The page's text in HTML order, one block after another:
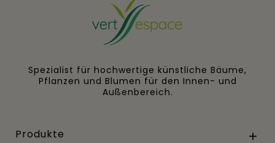
Spezialist für hochwertige künstliche Bäume,
Pflanzen und Blumen für den Innen- und
Außenbereich.
Produkte 